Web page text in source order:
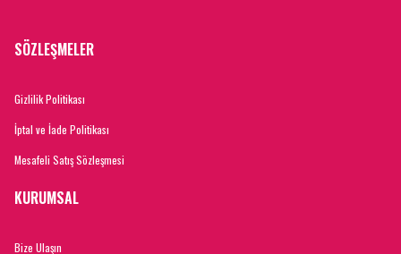
SÖZLEŞMELER
Gizlilik Politikası
İptal ve İade Politikası
Mesafeli Satış Sözleşmesi
KURUMSAL
Bize Ulaşın